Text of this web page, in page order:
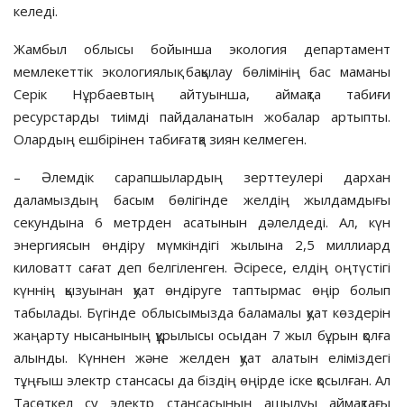
келеді.
Жамбыл облысы бойынша экология департамент
мемлекеттік экологиялық бақылау бөлімінің бас маманы
Серік Нұрбаевтың айтуынша, аймақта табиғи
ресурстарды тиімді пайдаланатын жобалар артыпты.
Олардың ешбірінен табиғатқа зиян келмеген.
– Әлемдік сарапшылардың зерттеулері дархан
даламыздың басым бөлігінде желдің жылдамдығы
секундына 6 метрден асатынын дәлелдеді. Ал, күн
энергиясын өндіру мүмкіндігі жылына 2,5 миллиард
киловатт сағат деп белгіленген. Әсіресе, елдің оңтүстігі
күннің қызуынан қуат өндіруге таптырмас өңір болып
табылады. Бүгінде облысымызда баламалы қуат көздерін
жаңарту нысанының құрылысы осыдан 7 жыл бұрын қолға
алынды. Күннен және желден қуат алатын еліміздегі
тұңғыш электр стансасы да біздің өңірде іске қосылған. Ал
Тасөткел су электр стансасының ашылуы аймақтағы